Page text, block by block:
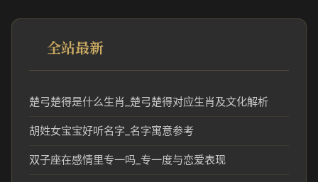
全站最新
楚弓楚得是什么生肖_楚弓楚得对应生肖及文化解析
胡姓女宝宝好听名字_名字寓意参考
双子座在感情里专一吗_专一度与恋爱表现